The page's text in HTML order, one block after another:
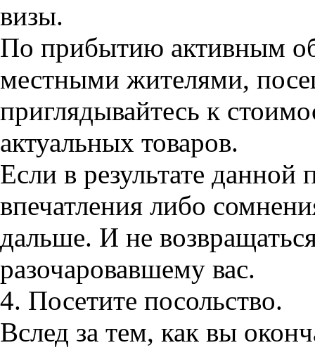
визы.
По прибытию активным
местными жителями,
приглядывайтесь к
актуальных товаров.
Если в результате данной
впечатления либо
дальше. И не
разочаровавшему вас.
4. Посетите посольство.
Вслед за тем, как вы